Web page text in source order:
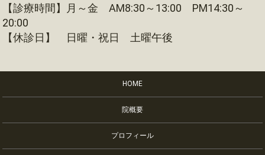
【診療時間】月～金 AM8:30～13:00 PM14:30～
20:00
【休診日】 日曜・祝日 土曜午後
HOME
院概要
プロフィール